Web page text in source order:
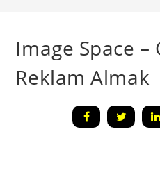
Image Space –
Reklam Almak